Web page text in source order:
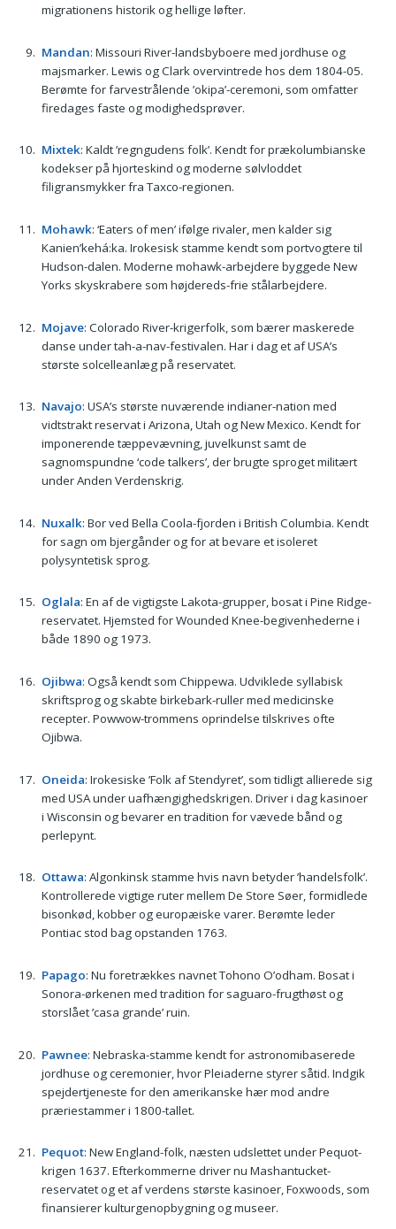
migrationens historik og hellige løfter.
Mandan: Missouri River-landsbyboere med jordhuse og
majsmarker. Lewis og Clark overvintrede hos dem 1804-05.
Berømte for farvestrålende ’okipa’-ceremoni, som omfatter
firedages faste og modighedsprøver.
Mixtek: Kaldt ’regngudens folk’. Kendt for prækolumbianske
kodekser på hjorteskind og moderne sølvloddet
filigransmykker fra Taxco-regionen.
Mohawk: ‘Eaters of men’ ifølge rivaler, men kalder sig
Kanien’kehá:ka. Irokesisk stamme kendt som portvogtere til
Hudson-dalen. Moderne mohawk-arbejdere byggede New
Yorks skyskrabere som højdereds-frie stålarbejdere.
Mojave: Colorado River-krigerfolk, som bærer maskerede
danse under tah-a-nav-festivalen. Har i dag et af USA’s
største solcelleanlæg på reservatet.
Navajo: USA’s største nuværende indianer-nation med
vidtstrakt reservat i Arizona, Utah og New Mexico. Kendt for
imponerende tæppevævning, juvelkunst samt de
sagnomspundne ‘code talkers’, der brugte sproget militært
under Anden Verdenskrig.
Nuxalk: Bor ved Bella Coola-fjorden i British Columbia. Kendt
for sagn om bjergånder og for at bevare et isoleret
polysyntetisk sprog.
Oglala: En af de vigtigste Lakota-grupper, bosat i Pine Ridge-
reservatet. Hjemsted for Wounded Knee-begivenhederne i
både 1890 og 1973.
Ojibwa: Også kendt som Chippewa. Udviklede syllabisk
skriftsprog og skabte birkebark-ruller med medicinske
recepter. Powwow-trommens oprindelse tilskrives ofte
Ojibwa.
Oneida: Irokesiske ’Folk af Stendyret’, som tidligt allierede sig
med USA under uafhængighedskrigen. Driver i dag kasinoer
i Wisconsin og bevarer en tradition for vævede bånd og
perlepynt.
Ottawa: Algonkinsk stamme hvis navn betyder ’handelsfolk’.
Kontrollerede vigtige ruter mellem De Store Søer, formidlede
bisonkød, kobber og europæiske varer. Berømte leder
Pontiac stod bag opstanden 1763.
Papago: Nu foretrækkes navnet Tohono O’odham. Bosat i
Sonora-ørkenen med tradition for saguaro-frugthøst og
storslået ’casa grande’ ruin.
Pawnee: Nebraska-stamme kendt for astronomibaserede
jordhuse og ceremonier, hvor Pleiaderne styrer såtid. Indgik
spejdertjeneste for den amerikanske hær mod andre
præriestammer i 1800-tallet.
Pequot: New England-folk, næsten udslettet under Pequot-
krigen 1637. Efterkommerne driver nu Mashantucket-
reservatet og et af verdens største kasinoer, Foxwoods, som
finansierer kulturgenopbygning og museer.